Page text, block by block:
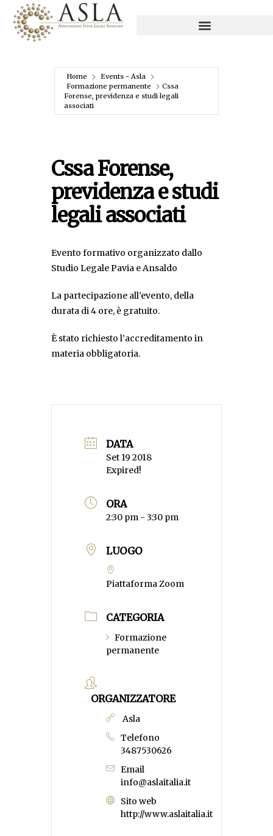
Home
Events - Asla
Formazione permanente
Cssa
Forense, previdenza e studi legali
associati
Cssa Forense,
previdenza e studi
legali associati
Evento formativo organizzato dallo
Studio Legale Pavia e Ansaldo
La partecipazione all’evento, della
durata di 4 ore, è gratuito.
È stato richiesto l’accreditamento in
materia obbligatoria.
DATA
Set 19 2018
Expired!
ORA
2:30 pm - 3:30 pm
LUOGO
Piattaforma Zoom
CATEGORIA
Formazione
permanente
ORGANIZZATORE
Asla
Telefono
3487530626
Email
info@aslaitalia.it
Sito web
http://www.aslaitalia.it